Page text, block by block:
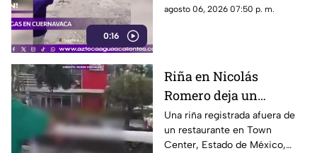
0:16
despliegue de bomberos y
agosto 06, 2026 07:50 p. m.
Riña en Nicolás
Romero deja un
hombre muerto
Una riña registrada afuera de
un restaurante en Town
Center, Estado de México,